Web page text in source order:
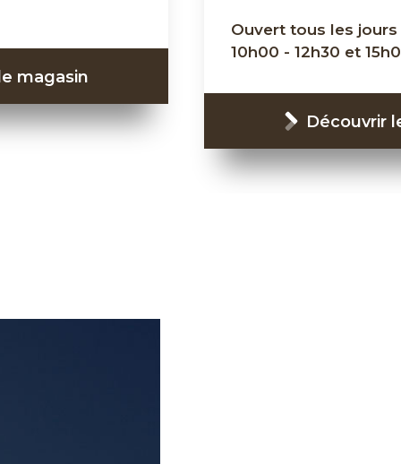
magasin
Ouvert tous les jours
10h00 - 12h30 et
Découvrir